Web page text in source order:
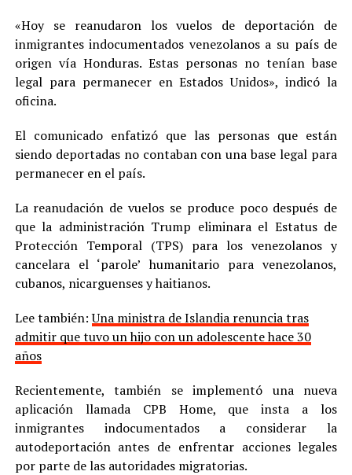
«Hoy se reanudaron los vuelos de deportación de
inmigrantes indocumentados venezolanos a su país de
origen vía Honduras. Estas personas no tenían base
legal para permanecer en Estados Unidos», indicó la
oficina.
El comunicado enfatizó que las personas que están
siendo deportadas no contaban con una base legal para
permanecer en el país.
La reanudación de vuelos se produce poco después de
que la administración Trump eliminara el Estatus de
Protección Temporal (TPS) para los venezolanos y
cancelara el ‘parole’ humanitario para venezolanos,
cubanos, nicarguenses y haitianos.
Lee también:Una ministra de Islandia renuncia tras
admitir que tuvo un hijo con un adolescente hace 30
años
Recientemente, también se implementó una nueva
aplicación llamada CPB Home, que insta a los
inmigrantes indocumentados a considerar la
autodeportación antes de enfrentar acciones legales
por parte de las autoridades migratorias.